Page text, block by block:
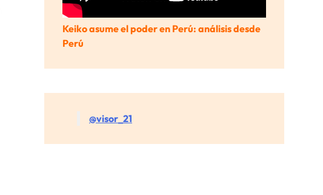
Keiko asume el poder en Perú: análisis desde
Perú
@visor_21